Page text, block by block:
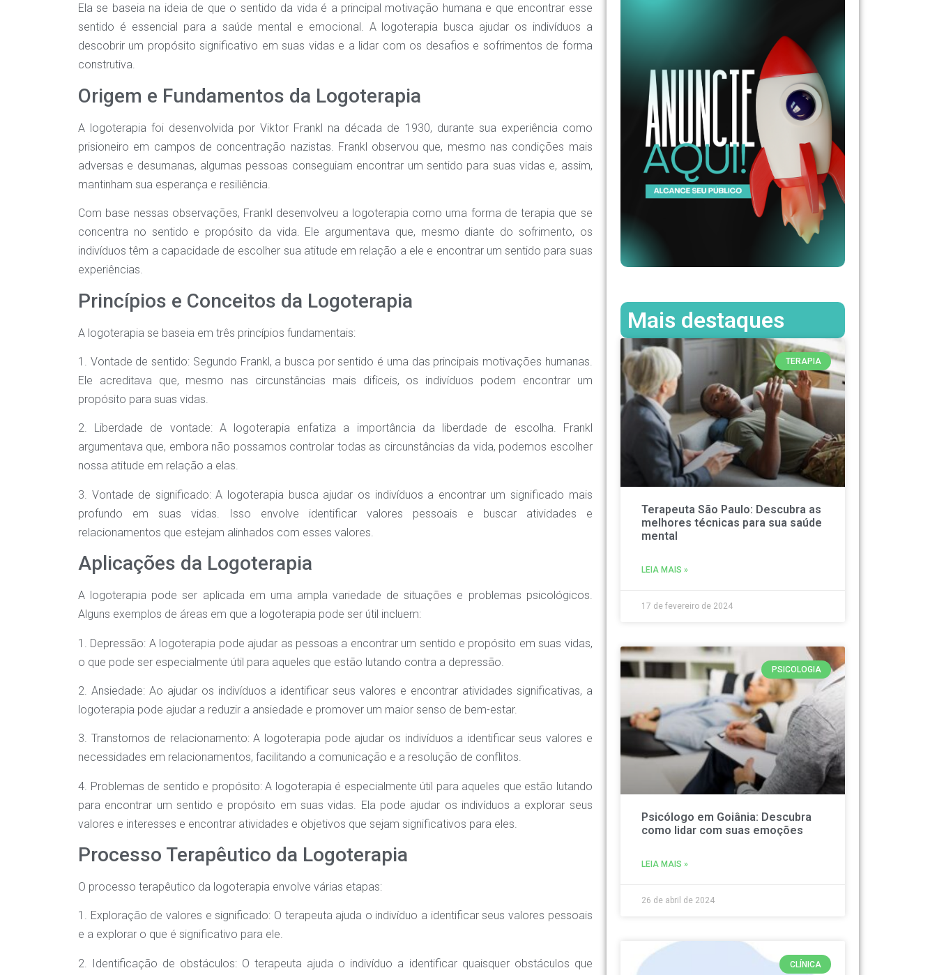
Ela se baseia na ideia de que o sentido da vida é a principal motivação humana e que encontrar esse
sentido é essencial para a saúde mental e emocional. A logoterapia busca ajudar os indivíduos a
descobrir um propósito significativo em suas vidas e a lidar com os desafios e sofrimentos de forma
construtiva.
Origem e Fundamentos da Logoterapia
A logoterapia foi desenvolvida por Viktor Frankl na década de 1930, durante sua experiência como
prisioneiro em campos de concentração nazistas. Frankl observou que, mesmo nas condições mais
adversas e desumanas, algumas pessoas conseguiam encontrar um sentido para suas vidas e, assim,
mantinham sua esperança e resiliência.
Com base nessas observações, Frankl desenvolveu a logoterapia como uma forma de terapia que se
concentra no sentido e propósito da vida. Ele argumentava que, mesmo diante do sofrimento, os
indivíduos têm a capacidade de escolher sua atitude em relação a ele e encontrar um sentido para suas
experiências.
Princípios e Conceitos da Logoterapia
A logoterapia se baseia em três princípios fundamentais:
1. Vontade de sentido: Segundo Frankl, a busca por sentido é uma das principais motivações humanas.
Ele acreditava que, mesmo nas circunstâncias mais difíceis, os indivíduos podem encontrar um
propósito para suas vidas.
2. Liberdade de vontade: A logoterapia enfatiza a importância da liberdade de escolha. Frankl
argumentava que, embora não possamos controlar todas as circunstâncias da vida, podemos escolher
nossa atitude em relação a elas.
3. Vontade de significado: A logoterapia busca ajudar os indivíduos a encontrar um significado mais
profundo em suas vidas. Isso envolve identificar valores pessoais e buscar atividades e
relacionamentos que estejam alinhados com esses valores.
Aplicações da Logoterapia
A logoterapia pode ser aplicada em uma ampla variedade de situações e problemas psicológicos.
Alguns exemplos de áreas em que a logoterapia pode ser útil incluem:
1. Depressão: A logoterapia pode ajudar as pessoas a encontrar um sentido e propósito em suas vidas,
o que pode ser especialmente útil para aqueles que estão lutando contra a depressão.
2. Ansiedade: Ao ajudar os indivíduos a identificar seus valores e encontrar atividades significativas, a
logoterapia pode ajudar a reduzir a ansiedade e promover um maior senso de bem-estar.
3. Transtornos de relacionamento: A logoterapia pode ajudar os indivíduos a identificar seus valores e
necessidades em relacionamentos, facilitando a comunicação e a resolução de conflitos.
4. Problemas de sentido e propósito: A logoterapia é especialmente útil para aqueles que estão lutando
para encontrar um sentido e propósito em suas vidas. Ela pode ajudar os indivíduos a explorar seus
valores e interesses e encontrar atividades e objetivos que sejam significativos para eles.
Processo Terapêutico da Logoterapia
O processo terapêutico da logoterapia envolve várias etapas:
1. Exploração de valores e significado: O terapeuta ajuda o indivíduo a identificar seus valores pessoais
e a explorar o que é significativo para ele.
2. Identificação de obstáculos: O terapeuta ajuda o indivíduo a identificar quaisquer obstáculos que
Mais destaques
TERAPIA
Terapeuta São Paulo: Descubra as
melhores técnicas para sua saúde
mental
LEIA MAIS »
17 de fevereiro de 2024
PSICOLOGIA
Psicólogo em Goiânia: Descubra
como lidar com suas emoções
LEIA MAIS »
26 de abril de 2024
CLÍNICA